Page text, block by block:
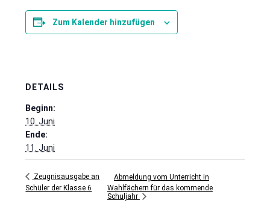
Zum Kalender hinzufügen
DETAILS
Beginn:
10. Juni
Ende:
11. Juni
Zeugnisausgabe an
Schüler der Klasse 6
Abmeldung vom Unterricht in
Wahlfächern für das kommende
Schuljahr